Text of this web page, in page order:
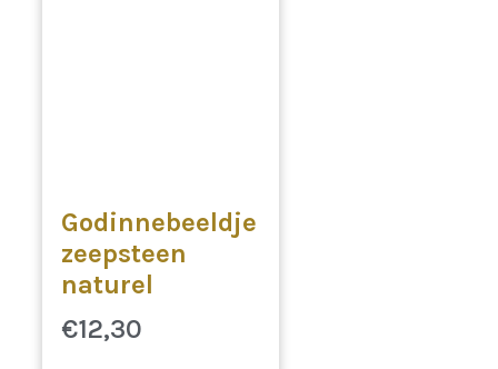
Godinnebeeldje
zeepsteen
naturel
€12,30